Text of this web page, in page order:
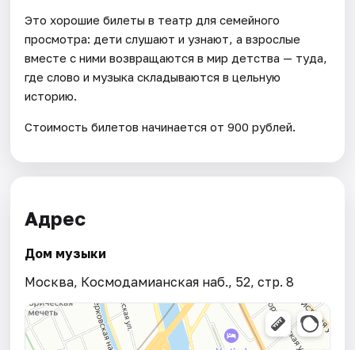
Это хорошие билеты в театр для семейного
просмотра: дети слушают и узнают, а взрослые
вместе с ними возвращаются в мир детства — туда,
где слово и музыка складываются в цельную
историю.
Стоимость билетов начинается от 900 рублей.
Адрес
Дом музыки
Москва, Космодамианская наб., 52, стр. 8